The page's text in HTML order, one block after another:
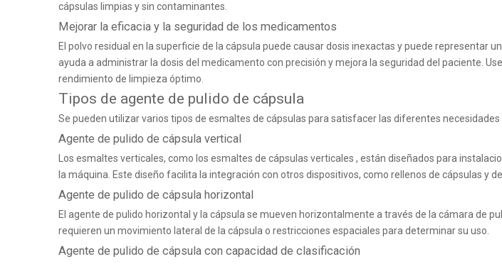
cápsulas limpias y sin contaminantes.
Mejorar la eficacia y la seguridad de los medicamentos
El polvo residual en la superficie de la cápsula puede causar dosis inexactas y puede representar
ayuda a administrar la dosis del medicamento con precisión y mejora la seguridad del paciente. Use
rendimiento de limpieza óptimo.
Tipos de agente de pulido de cápsula
Se pueden utilizar varios tipos de esmaltes de cápsulas para satisfacer las diferentes
Agente de pulido de cápsula vertical
Los esmaltes verticales, como los esmaltes de cápsulas verticales , están diseñados para
la máquina. Este diseño facilita la integración con otros dispositivos, como rellenos de cápsulas y
Agente de pulido de cápsula horizontal
El agente de pulido horizontal y la cápsula se mueven horizontalmente a través de la cámara de
requieren un movimiento lateral de la cápsula o restricciones espaciales para determinar su uso.
Agente de pulido de cápsula con capacidad de clasificación